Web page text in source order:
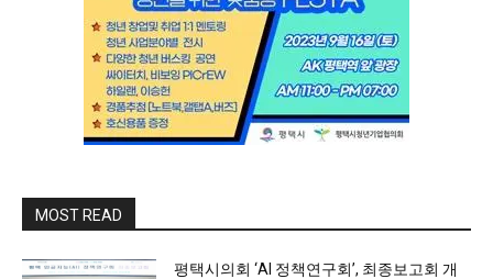
MOST READ
평택시의회 ‘AI 정책연구회’, 최종보고회 개